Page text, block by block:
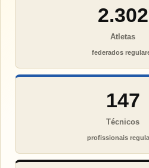
2.302
Atletas
federados
147
Técnicos
profissionais